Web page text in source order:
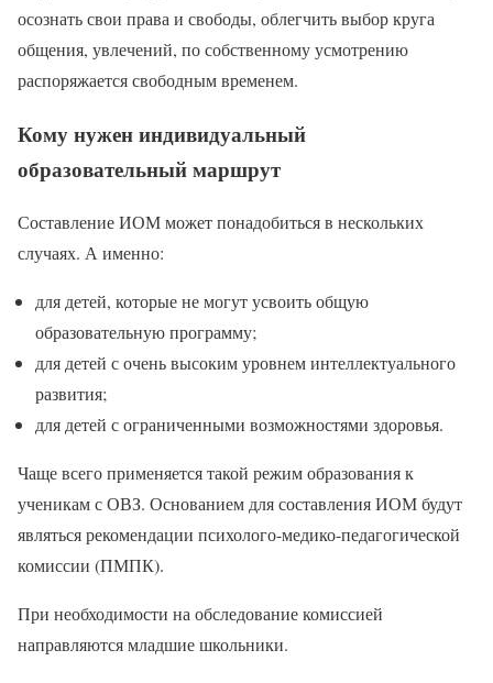
осознать свои права и свободы, облегчить выбор круга
общения, увлечений, по собственному усмотрению
распоряжается свободным временем.
Кому нужен индивидуальный
образовательный маршрут
Составление ИОМ может понадобиться в нескольких
случаях. А именно:
для детей, которые не могут усвоить общую
образовательную программу;
для детей с очень высоким уровнем интеллектуального
развития;
для детей с ограниченными возможностями здоровья.
Чаще всего применяется такой режим образования к
ученикам с ОВЗ. Основанием для составления ИОМ будут
являться рекомендации психолого-медико-педагогической
комиссии (ПМПК).
При необходимости на обследование комиссией
направляются младшие школьники.